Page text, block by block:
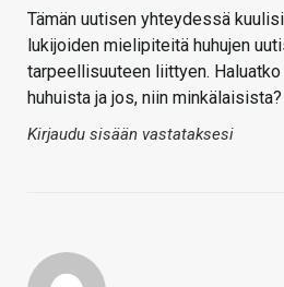
Tämän uutisen yhteydessä
lukijoiden mielipiteitä huhujen
tarpeellisuuteen liittyen.
huhuista ja jos, niin minkälaisista?
Kirjaudu sisään vastataksesi